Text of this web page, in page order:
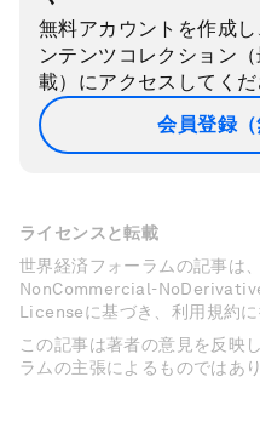
無料アカウントを作成
ンテンツコレクション
載）にアクセスしてくだ
会員登録（
ライセンスと転載
世界経済フォーラムの記事
NonCommercial-
Licenseに基づき、利用規約
この記事は著者の意見を反映
ラムの主張によるものではあ